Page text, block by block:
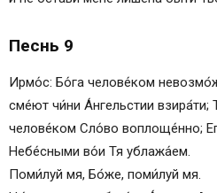
Песнь 9
Ирмо́с: Бо́га челове́ком
сме́ют чи́ни А́нгельстии
челове́ком Сло́во воплоще́нно;
Небе́сными во́и Тя ублажа́ем.
Поми́луй мя, Бо́же, поми́луй мя.